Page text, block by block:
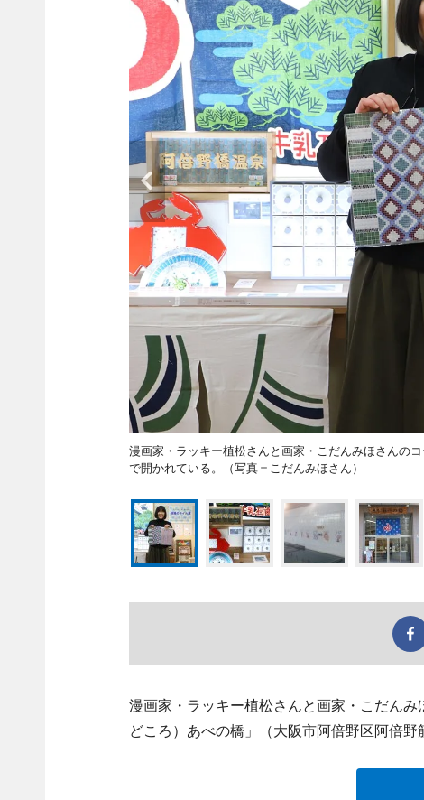
漫画家・ラッキー植松さんと画家・こだんみほさんの
で開かれている。（写真＝こだんみほさん）
漫画家・ラッキー植松さんと画家・こだん
どころ）あべの橋」（大阪市阿倍野区阿倍野